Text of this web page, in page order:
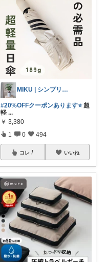
MIKU | シンプリスト主婦
#​20%OFFクーポンあります⭐️超
軽 ...
￥ 3,380
1 0 494
コレ いいね